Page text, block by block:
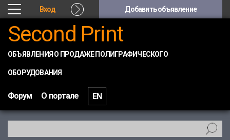
Вход Добавить объявление
Second Print
ОБЪЯВЛЕНИЯ О ПРОДАЖЕ ПОЛИГРАФИЧЕСКОГО
ОБОРУДОВАНИЯ
Форум О портале EN